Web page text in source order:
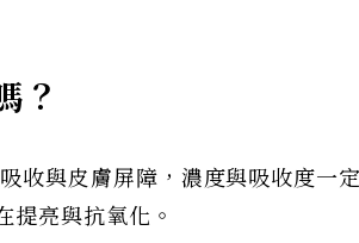
？
收與皮膚屏障，濃度與吸收度一
提亮與抗氧化。